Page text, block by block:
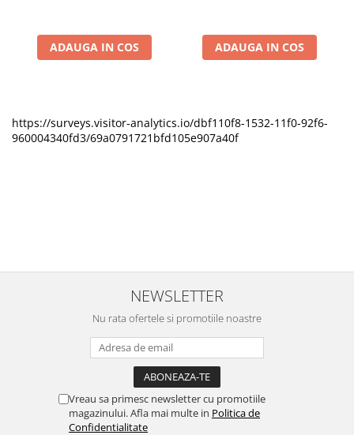
ADAUGA IN COS ADAUGA IN COS
https://surveys.visitor-analytics.io/dbf110f8-1532-11f0-92f6-
960004340fd3/69a0791721bfd105e907a40f
NEWSLETTER
Nu rata ofertele si promotiile noastre
Vreau sa primesc newsletter cu promotiile
magazinului. Afla mai multe in Politica de
Confidentialitate